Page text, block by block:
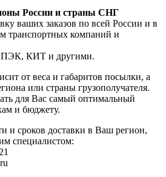
России и страны СНГ
ваших заказов по всей России и в
транспортных компаний и
КИТ и другими.
от веса и габаритов посылки, а
или страны грузополучателя.
для Вас самый оптимальный
и бюджету.
и сроков доставки в Ваш регион,
специалистом: